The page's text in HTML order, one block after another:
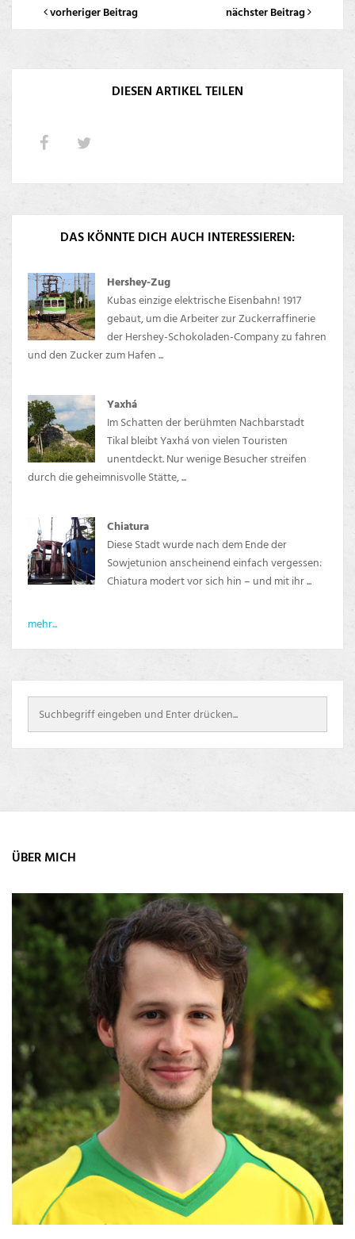
vorheriger Beitrag nächster Beitrag
DIESEN ARTIKEL TEILEN
DAS KÖNNTE DICH AUCH INTERESSIEREN:
Hershey-Zug
Kubas einzige elektrische Eisenbahn! 1917
gebaut, um die Arbeiter zur Zuckerraffinerie
der Hershey-Schokoladen-Company zu fahren
und den Zucker zum Hafen ...
Yaxhá
Im Schatten der berühmten Nachbarstadt
Tikal bleibt Yaxhá von vielen Touristen
unentdeckt. Nur wenige Besucher streifen
durch die geheimnisvolle Stätte, ...
Chiatura
Diese Stadt wurde nach dem Ende der
Sowjetunion anscheinend einfach vergessen:
Chiatura modert vor sich hin – und mit ihr ...
mehr...
ÜBER MICH